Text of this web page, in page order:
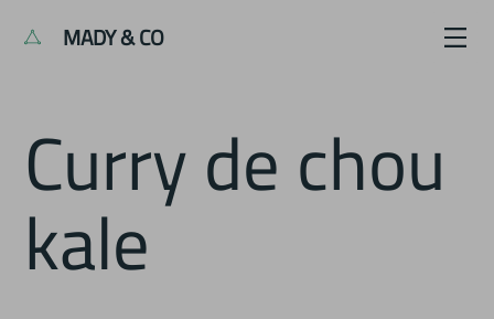
MADY & CO
Curry de chou
kale